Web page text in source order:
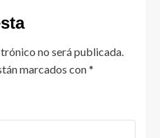
no será publicada.
marcados con*